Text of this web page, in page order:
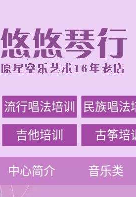
流行唱法培训 民族唱法
吉他培训 古筝培
中心简介 音乐类